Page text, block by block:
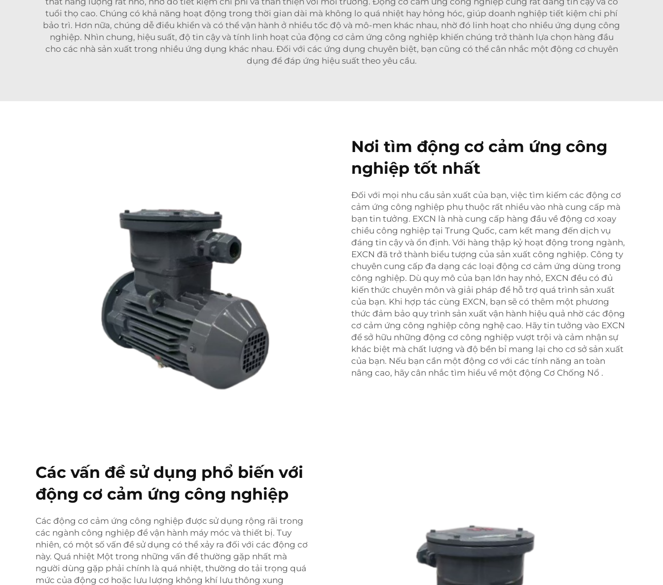
tuổi thọ cao. Chúng có khả năng hoạt động trong thời gian dài mà không lo quá nhiệt hay hỏng hóc, giúp doanh nghiệp tiết kiệm chi phí
bảo trì. Hơn nữa, chúng dễ điều khiển và có thể vận hành ở nhiều tốc độ và mô-men khác nhau, nhờ đó linh hoạt cho nhiều ứng dụng công
nghiệp. Nhìn chung, hiệu suất, độ tin cậy và tính linh hoạt của động cơ cảm ứng công nghiệp khiến chúng trở thành lựa chọn hàng đầu
cho các nhà sản xuất trong nhiều ứng dụng khác nhau. Đối với các ứng dụng chuyên biệt, bạn cũng có thể cân nhắc một động cơ chuyên
dụng để đáp ứng hiệu suất theo yêu cầu.
Nơi tìm động cơ cảm ứng công
nghiệp tốt nhất
Đối với mọi nhu cầu sản xuất của bạn, việc tìm kiếm các động cơ
cảm ứng công nghiệp phụ thuộc rất nhiều vào nhà cung cấp mà
bạn tin tưởng. EXCN là nhà cung cấp hàng đầu về động cơ xoay
chiều công nghiệp tại Trung Quốc, cam kết mang đến dịch vụ
đáng tin cậy và ổn định. Với hàng thập kỷ hoạt động trong ngành,
EXCN đã trở thành biểu tượng của sản xuất công nghiệp. Công ty
chuyên cung cấp đa dạng các loại động cơ cảm ứng dùng trong
công nghiệp. Dù quy mô của bạn lớn hay nhỏ, EXCN đều có đủ
kiến thức chuyên môn và giải pháp để hỗ trợ quá trình sản xuất
của bạn. Khi hợp tác cùng EXCN, bạn sẽ có thêm một phương
thức đảm bảo quy trình sản xuất vận hành hiệu quả nhờ các động
cơ cảm ứng công nghiệp công nghệ cao. Hãy tin tưởng vào EXCN
để sở hữu những động cơ công nghiệp vượt trội và cảm nhận sự
khác biệt mà chất lượng và độ bền bỉ mang lại cho cơ sở sản xuất
của bạn. Nếu bạn cần một động cơ với các tính năng an toàn
nâng cao, hãy cân nhắc tìm hiểu về một động Cơ Chống Nổ .
Các vấn đề sử dụng phổ biến với
động cơ cảm ứng công nghiệp
Các động cơ cảm ứng công nghiệp được sử dụng rộng rãi trong
các ngành công nghiệp để vận hành máy móc và thiết bị. Tuy
nhiên, có một số vấn đề sử dụng có thể xảy ra đối với các động cơ
này. Quá nhiệt Một trong những vấn đề thường gặp nhất mà
người dùng gặp phải chính là quá nhiệt, thường do tải trọng quá
mức của động cơ hoặc lưu lượng không khí lưu thông xung